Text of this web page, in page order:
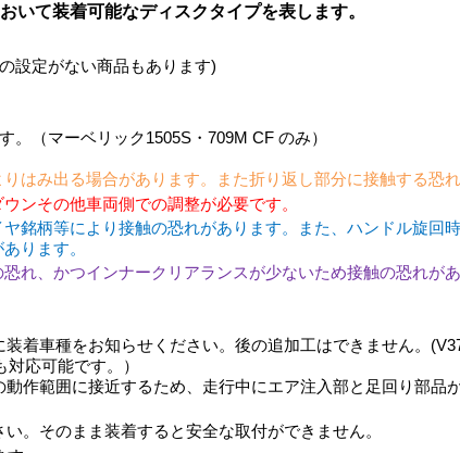
て装着可能なディスクタイプを表します。
設定がない商品もあります)
（マーベリック1505S・709M CF のみ）
はみ出る場合があります。また折り返し部分に接触する恐れ
ンその他車両側での調整が必要です。
銘柄等により接触の恐れがあります。また、ハンドル旋回
ります。
れ、かつインナークリアランスが少ないため接触の恐れがあ
着車種をお知らせください。後の追加工はできません。
応可能です。）
作範囲に接近するため、走行中にエア注入部と足回り部品
。そのまま装着すると安全な取付ができません。